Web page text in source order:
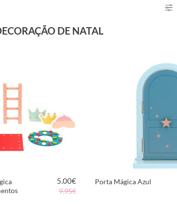
DE NATAL
5.00€
9.95€
Porta Mágica Azul